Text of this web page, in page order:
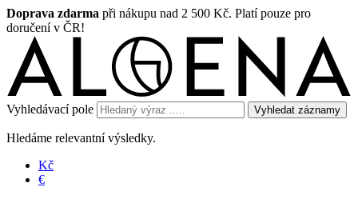
Doprava zdarma při nákupu nad 2 500 Kč. Platí pouze pro
doručení v ČR!
Vyhledávací pole Vyhledat záznamy
Hledáme relevantní výsledky.
Kč
€